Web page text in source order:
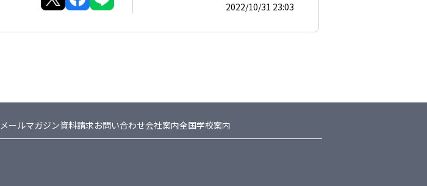
2022/10/31 23:03
メールマガジン資料請求お問い合わせ会社案内全国学校案内